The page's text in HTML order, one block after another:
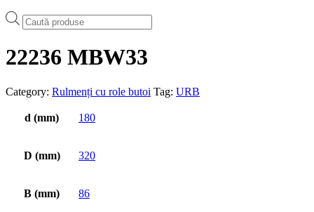
Products
search
22236 MBW33
Category: Rulmenți cu role butoi Tag: URB
d (mm) 180
D (mm) 320
B (mm) 86